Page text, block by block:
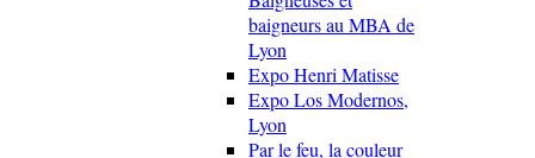
baigneurs au MBA de
Lyon
Expo Henri Matisse
Expo Los Modernos,
Lyon
Par le feu, la couleur